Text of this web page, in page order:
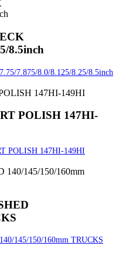
8.5inch
7.875/8.0/8.125/8.25/8.5inch
POLISH 147HI-
POLISH 147HI-149HI
145/150/160mm TRUCKS